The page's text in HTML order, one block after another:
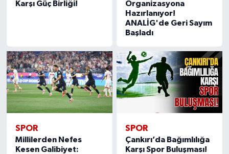
Karşı Güç Birliği!
Organizasyona
Hazırlanıyor!
ANALİG'de Geri Sayım
Başladı
SPOR
Millilerden Nefes
Kesen Galibiyet:
SPOR
Çankırı’da Bağımlılığa
Karşı Spor Buluşması!